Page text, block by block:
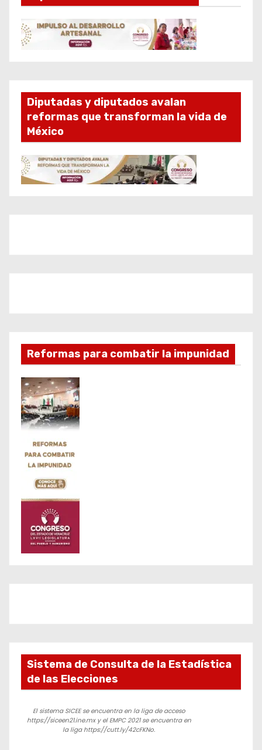
Diputadas y diputados avalan
reformas que transforman la vida de
México
Reformas para combatir la impunidad
Sistema de Consulta de la Estadística
de las Elecciones
El sistema SICEE se encuentra en la liga de acceso
https://siceen21.ine.mx y el EMPC 2021 se encuentra en
la liga https://cutt.ly/42cFKNo.